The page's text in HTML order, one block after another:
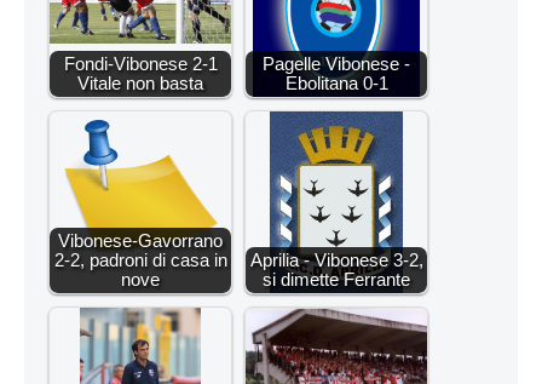
Fondi-Vibonese 2-1
Vitale non basta
Pagelle Vibonese -
Ebolitana 0-1
Vibonese-Gavorrano
2-2, padroni di casa in
nove
Aprilia - Vibonese 3-2,
si dimette Ferrante